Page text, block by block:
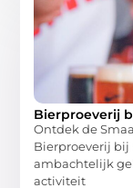
Bierproeverij
Ontdek de
Bierproeverij bij
ambachtelijk
activiteit